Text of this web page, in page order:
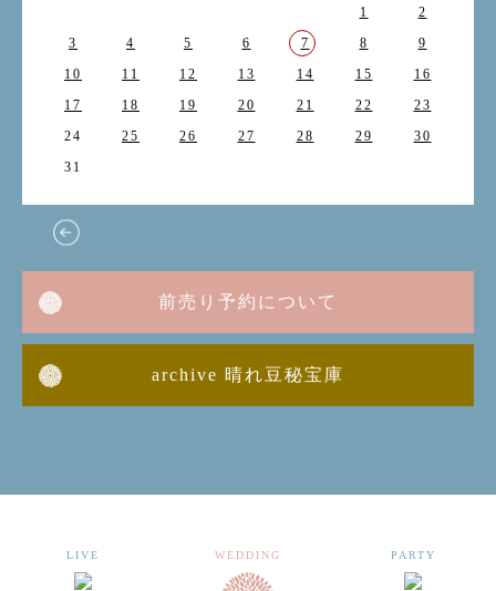
1
2
3
4 5 6 7 8
9
10
11 12 13 14 15
16
17
18 19 20 21 22
23
24
25 26 27 28 29
30
31
前売り予約について
archive 晴れ豆秘宝庫
LIVE WEDDING PARTY